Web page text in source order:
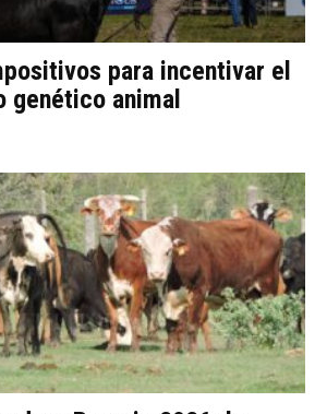
para incentivar el
genético animal